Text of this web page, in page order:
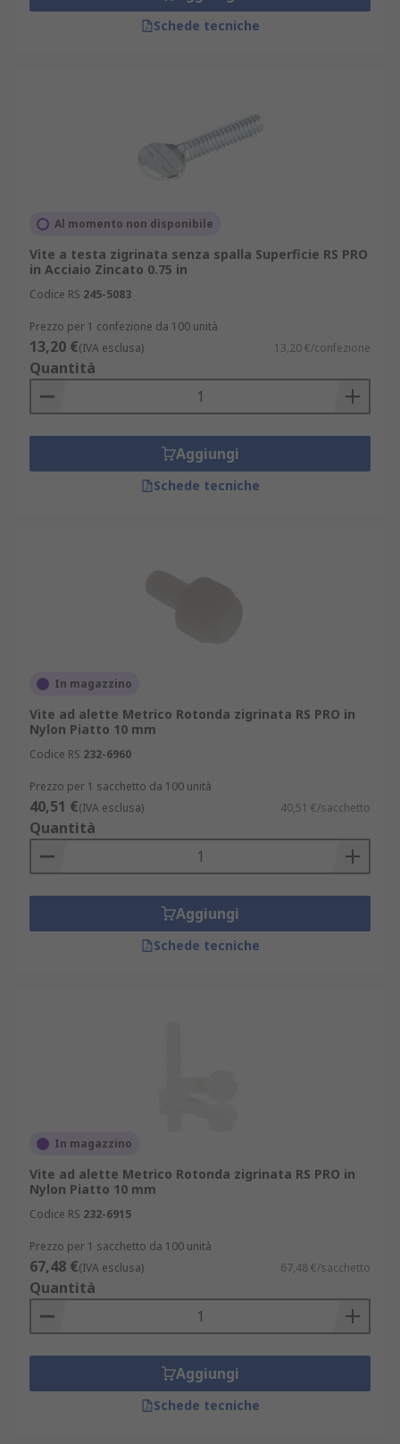
Schede tecniche
Al momento non disponibile
Vite a testa zigrinata senza spalla Superficie RS PRO
in Acciaio Zincato 0.75 in
Codice RS 245-5083
Prezzo per 1 confezione da 100 unità
13,20 €(IVA esclusa) 13,20 €/confezione
Quantità
Aggiungi
Schede tecniche
In magazzino
Vite ad alette Metrico Rotonda zigrinata RS PRO in
Nylon Piatto 10 mm
Codice RS 232-6960
Prezzo per 1 sacchetto da 100 unità
40,51 €(IVA esclusa) 40,51 €/sacchetto
Quantità
Aggiungi
Schede tecniche
In magazzino
Vite ad alette Metrico Rotonda zigrinata RS PRO in
Nylon Piatto 10 mm
Codice RS 232-6915
Prezzo per 1 sacchetto da 100 unità
67,48 €(IVA esclusa) 67,48 €/sacchetto
Quantità
Aggiungi
Schede tecniche